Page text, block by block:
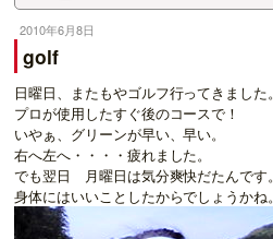
2010年6月8日
golf
日曜日、またもやゴルフ行ってきました。
プロが使用したすぐ後のコースで！
いやぁ、グリーンが早い、早い。
右へ左へ・・・・疲れました。
でも翌日 月曜日は気分爽快だたんです。
身体にはいいことしたからでしょうかね。